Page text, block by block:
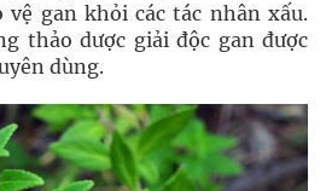
vệ gan khỏi các tác nhân xấu.
thảo dược giải độc gan được
dùng.